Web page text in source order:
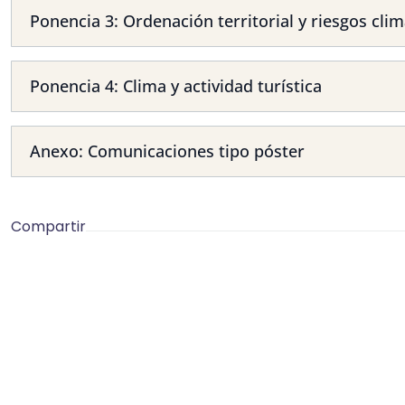
Ponencia 3: Ordenación territorial y riesgos
Ponencia 4: Clima y actividad turística
Anexo: Comunicaciones tipo póster
Compartir